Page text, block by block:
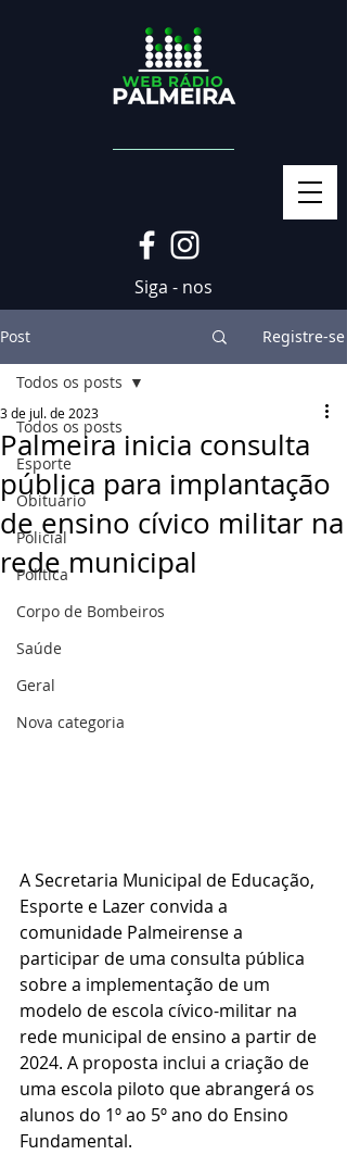
Siga - nos
Post Registre-se
Todos os posts
Esporte
Obituário
Policial
Politica
Corpo de Bombeiros
Saúde
Geral
Nova categoria
Todos os posts
Palmeira inicia consulta
pública para implantação
de ensino cívico militar na
rede municipal
3 de jul. de 2023
A Secretaria Municipal de Educação,
Esporte e Lazer convida a
comunidade Palmeirense a
participar de uma consulta pública
sobre a implementação de um
modelo de escola cívico-militar na
rede municipal de ensino a partir de
2024. A proposta inclui a criação de
uma escola piloto que abrangerá os
alunos do 1º ao 5º ano do Ensino
Fundamental.